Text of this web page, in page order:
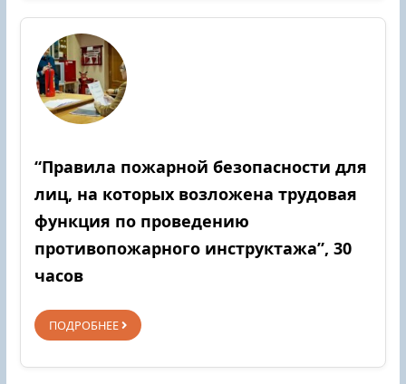
“Правила пожарной безопасности для
лиц, на которых возложена трудовая
функция по проведению
противопожарного инструктажа”, 30
часов
ПОДРОБНЕЕ